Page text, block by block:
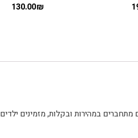
130.00₪
במהירות ובקלות, מזמינים ילדים